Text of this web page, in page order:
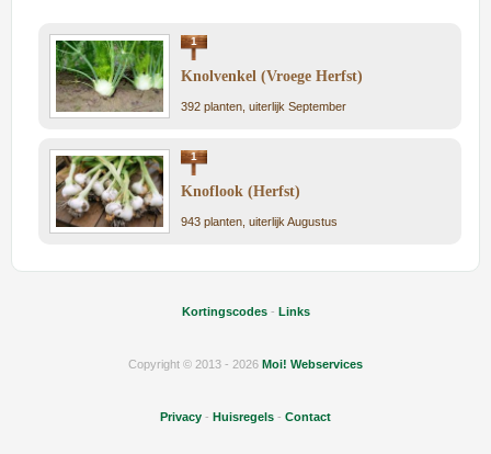
1
Knolvenkel (Vroege Herfst)
392 planten, uiterlijk September
1
Knoflook (Herfst)
943 planten, uiterlijk Augustus
Kortingscodes- Links
Copyright © 2013 - 2026 Moi! Webservices
Privacy - Huisregels - Contact